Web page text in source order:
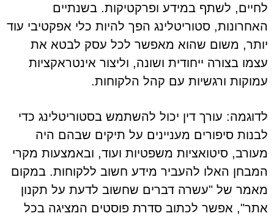
לחיים, לשתף במידע ופרקטיקות. בשנתיים
האחרונות, סטוריטלינג הפך להיות כלי אפקטיבי עוד
יותר, משום שהוא מאפשר לכל עסק לבטא את
עצמו בצורה ייחודית ושונה, וליצור אינטראקציות
עמוקות ורגשיות עם קהל הלקוחות.
לדוגמה: עורך דין יכול להשתמש בסטוריטלינג כדי
לבנות סיפורים מעניינים על תיקים שבהם היה
מעורב, סיטואציות משפטיות ועוד, ובאמצעות מקרי
המבחן האלו להעביר מידע חשוב ללקוחות. במקום
מאמר של "עשרה דברים שחשוב לדעת על תקנון
אתר", אפשר לכתוב סדרת פוסטים המציגה בכל